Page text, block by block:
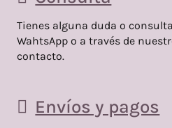
Tienes alguna duda o
WahtsApp o a través de
contacto.
Envíos y pagos